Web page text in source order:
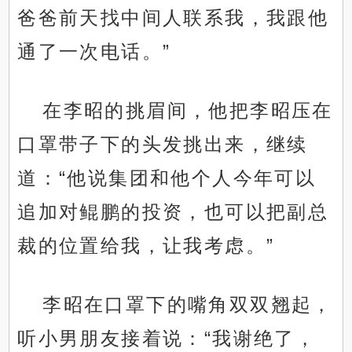
爸爸前天找中间人联系我，我跟他
通了一次电话。”
在李昭的挑眉间，他把李昭压在
口罩带子下的头发挑出来，继续
道：“他说集团和他个人今年可以
追加对鲲鹏的投资，也可以把副总
裁的位置给我，让我考虑。”
李昭在口罩下的嘴角双双翘起，
听小男朋友接着说：“我谢绝了，